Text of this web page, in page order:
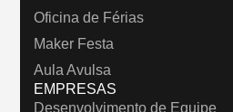
Oficina de Férias
Maker Festa
Aula Avulsa
EMPRESAS
Desenvolvimento de Equipe